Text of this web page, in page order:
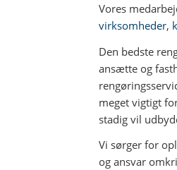
Vores
virksomheder,
Den bedste
ansætte og
meget vigtigt
stadig vil
Vi sørger for
og ansvar